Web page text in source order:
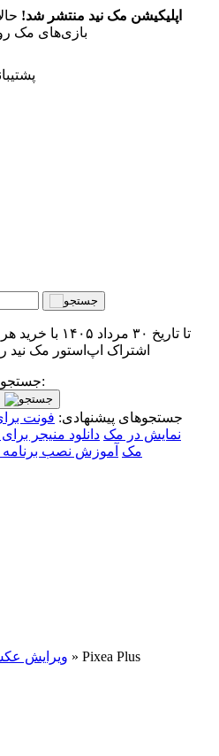
اپلیکیشن مک نید منتشر شد!
بازی‌های مک
اشتراک اپ‌استور مک نید
جستجو در کامل‌ترین آرشیو مک ایران:
جستجوهای پیشنهادی: فونت
نمایش در مک دانلود منیجر
Adobe مک آموزش نصب
ویرایش » Pixea Plus